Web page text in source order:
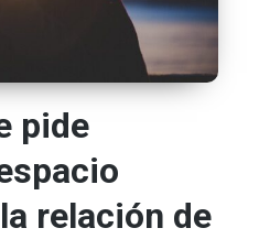
pide
relación de